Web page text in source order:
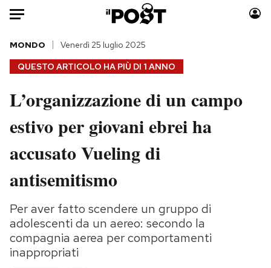
Auto
HOME
Italia
Politica
Tecnologia
Scienza
Cultura
Economia
Sport
Moda
Consumismi
Storie/Idee
Europa
Altrecose
Mondiali calcio 2026
QUESTO ARTICOLO HA PIÙ DI 1 ANNO
MONDO Venerdì 25 luglio 2025
L’organizzazione di un campo
estivo per giovani ebrei ha
accusato Vueling di
antisemitismo
Per aver fatto scendere un gruppo di
adolescenti da un aereo: secondo la
compagnia aerea per comportamenti
inappropriati